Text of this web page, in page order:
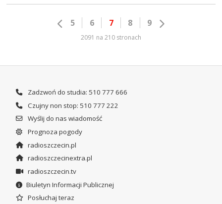
5 6 7 8 9
2091 na 210 stronach
Zadzwoń do studia: 510 777 666
Czujny non stop: 510 777 222
Wyślij do nas wiadomość
Prognoza pogody
radioszczecin.pl
radioszczecinextra.pl
radioszczecin.tv
Biuletyn Informacji Publicznej
Posłuchaj teraz